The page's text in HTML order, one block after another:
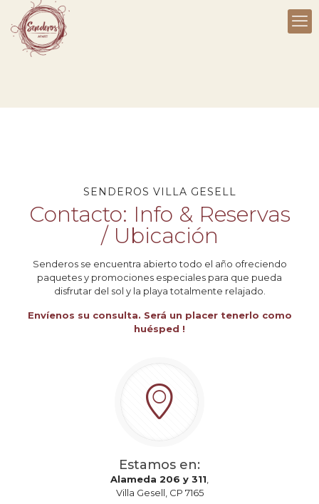
SENDEROS VILLA GESELL
Contacto: Info & Reservas
/ Ubicación
Senderos se encuentra abierto todo el año ofreciendo
paquetes y promociones especiales para que pueda
disfrutar del sol y la playa totalmente relajado.
Envíenos su consulta. Será un placer tenerlo como
huésped !
Estamos en:
Alameda 206 y 311
Villa Gesell, CP 7165